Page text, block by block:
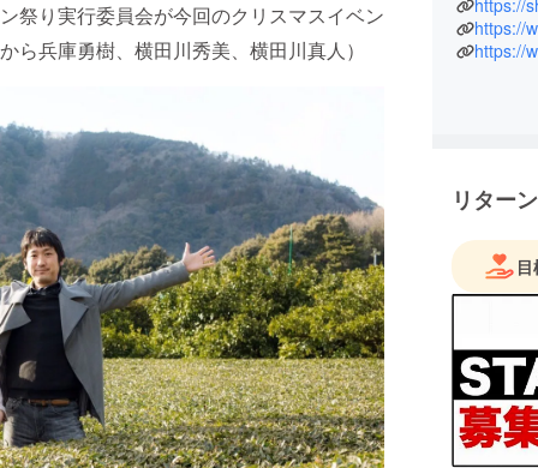
祭り実行委員会が今回のクリスマスイベン
兵庫勇樹、横田川秀美、横田川真人）
https://
https://
リター